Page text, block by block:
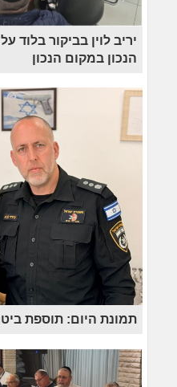
יריב לוין בביקור בלוד
הנכון במקום הנכון
תמונת היום: תוספת